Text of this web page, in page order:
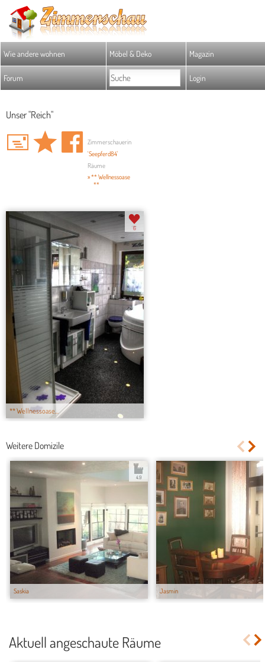
Wie andere wohnen Möbel & Deko Magazin
Forum Login
Unser "Reich"
Zimmerschauerin
'Seepferd84'
Räume
» ** Wellnessoase
**
** Wellnessoase...
6
Weitere Domizile
Saskia
4.9
Jasmin
Aktuell angeschaute Räume